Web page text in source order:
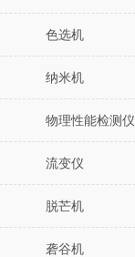
色选机
纳米机
物理性能检测仪
流变仪
脱芒机
砻谷机